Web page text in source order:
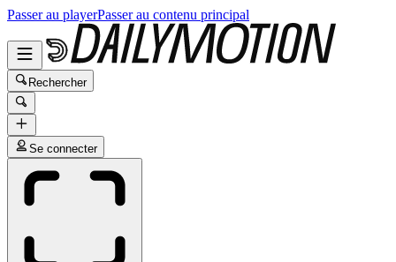
Passer au playerPasser au contenu principal
Rechercher
Se connecter